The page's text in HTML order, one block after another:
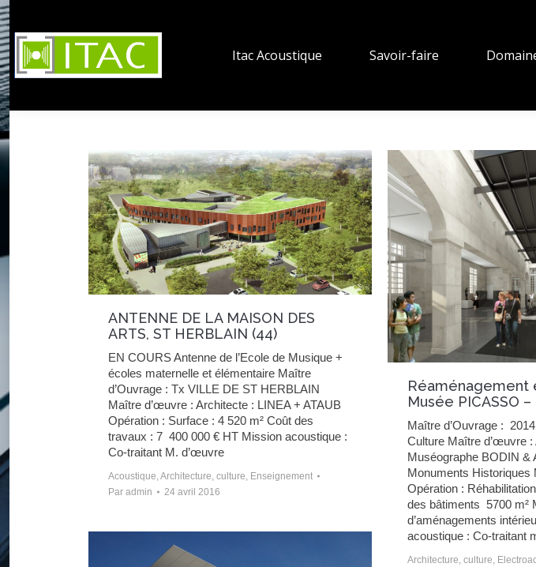
Itac Acoustique Savoir-faire
ANTENNE DE LA MAISON DES
ARTS, ST HERBLAIN (44)
EN COURS Antenne de l’Ecole de Musique +
écoles maternelle et élémentaire Maître
d’Ouvrage : Tx VILLE DE ST HERBLAIN
Maître d’œuvre : Architecte : LINEA + ATAUB
Opération : Surface : 4 520 m² Coût des
travaux : 7 400 000 € HT Mission acoustique :
Co-traitant M. d’œuvre
Acoustique,Architecture, culture, Enseignement
Par admin 24 avril 2016
Réaménagement
Musée PICASSO –
Maître d’Ouvrage :
Culture Maître d’œuvre :
Muséographe BODIN &
Monuments Historiques
Opération :
des bâtiments 5700 m²
d’aménagements
acoustique : Co-traitant
Architecture, culture,